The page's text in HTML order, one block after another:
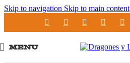
Skip to navigation Skip to main content
MENU